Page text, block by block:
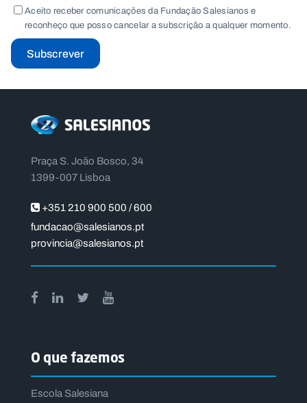
Aceito receber comunicações da Fundação Salesianos e
reconheço que posso cancelar a subscrição a qualquer momento.
Subscrever
Praça S. João Bosco, 34
1399-007 Lisboa
+351 210 900 500 / 600
fundacao@salesianos.pt
provincia@salesianos.pt
O que fazemos
Escola Salesiana